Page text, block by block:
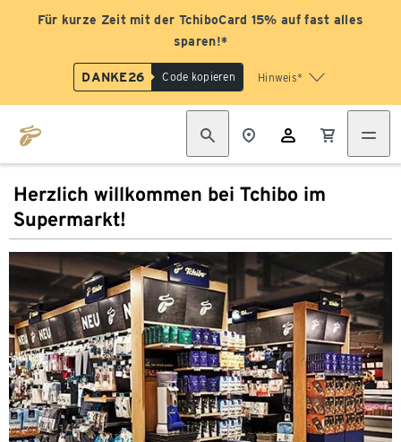
Für kurze Zeit mit der TchiboCard 15% auf fast alles
sparen!*
DANKE26 Code kopieren Hinweis*
Herzlich willkommen bei Tchibo im
Supermarkt!